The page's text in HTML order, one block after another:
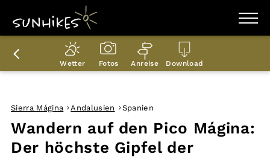
WANDERZIELE
WANDERUNGEN
ENTDECKEN
PLANER
Wetter Fotos Anreise Download
Wandern auf den Pico Mágina:
Der höchste Gipfel der
Sierra Mágina Andalusien Spanien